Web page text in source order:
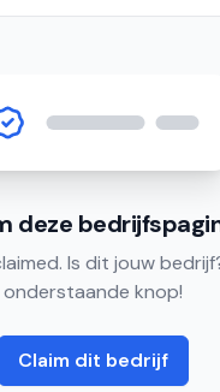
deze
Is dit jouw
onderstaande knop!
Claim dit bedrijf